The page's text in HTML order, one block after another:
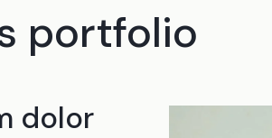
portfolio
dolor